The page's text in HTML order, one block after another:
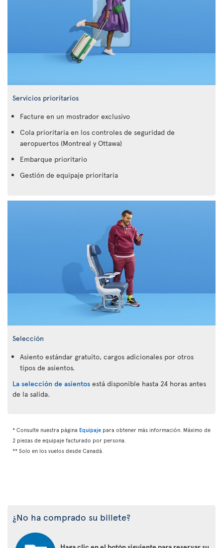
Servicios prioritarios
Facture en un mostrador exclusivo
Cola prioritaria en los controles de seguridad de
aeropuertos (Montreal y Ottawa)
Embarque prioritario
Gestión de equipaje prioritaria
Selección
Asiento estándar gratuito, cargos adicionales por otros
tipos de asientos.
La selección de asientos está disponible hasta 24 horas antes
de la salida.
* Consulte nuestra página Equipaje para obtener más información. Máximo de
2 piezas de equipaje facturado por persona.
** Solo en los vuelos desde Canadá.
¿No ha comprado su billete?